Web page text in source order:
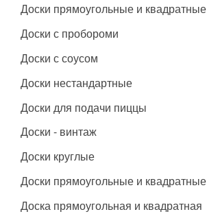
Доски прямоугольные и квадратные
Доски с пробороми
Доски с соусом
Доски нестандартные
Доски для подачи пиццы
Доски - винтаж
Доски круглые
Доски прямоугольные и квадратные
Доска прямоугольная и квадратная